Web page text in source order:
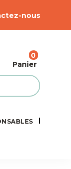
nous
Panier
0